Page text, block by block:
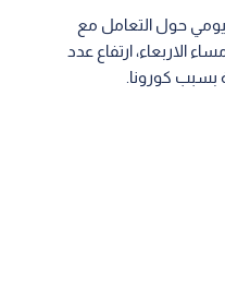
حول التعامل مع
الاربعاء، ارتفاع عدد